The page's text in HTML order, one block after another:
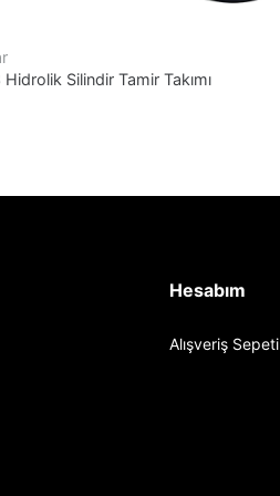
Silindir Tamir Takımı
Hesabım
Alışveriş Sepeti